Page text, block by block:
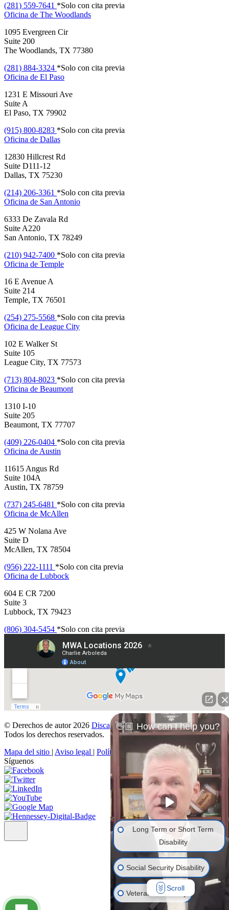
(281) 559-7641 *Solo con cita previa
Oficina de The Woodlands
1095 Evergreen Cir
Suite 200
The Woodlands, TX 77380
(281) 884-3324 *Solo con cita previa
Oficina de El Paso
1231 E Missouri Ave
Suite A
El Paso, TX 79902
(915) 800-8283 *Solo con cita previa
Oficina de Dallas
12830 Hillcrest Rd
Suite D111-12
Dallas, TX 75230
(214) 206-3361 *Solo con cita previa
Oficina de San Antonio
6333 De Zavala Rd
Suite A220
San Antonio, TX 78249
(210) 942-7400 *Solo con cita previa
Oficina de Temple
16 E Avenue A
Suite 214
Temple, TX 76501
(254) 275-5568 *Solo con cita previa
Oficina de League City
102 E Walker St
Suite 105
League City, TX 77573
(713) 804-8023 *Solo con cita previa
Oficina de Beaumont
1310 I-10
Suite 205
Beaumont, TX 77707
(409) 226-0404 *Solo con cita previa
Oficina de Austin
11615 Angus Rd
Suite 104A
Austin, TX 78759
(737) 245-6481 *Solo con cita previa
Oficina de McAllen
425 W Nolana Ave
Suite D
McAllen, TX 78504
(956) 222-1111 *Solo con cita previa
Oficina de Lubbock
604 E CR 7200
Suite 3
Lubbock, TX 79423
(806) 304-5454 *Solo con cita previa
© Derechos de autor 2026 Discapacidad Denegada.
Todos los derechos reservados.
Mapa del sitio | Aviso legal | Política de privacidad
Síguenos
👋🏼 How can I help you?
Long Term or Short Term
Disability
Social Security Disability
Veterans' Disability
Scroll